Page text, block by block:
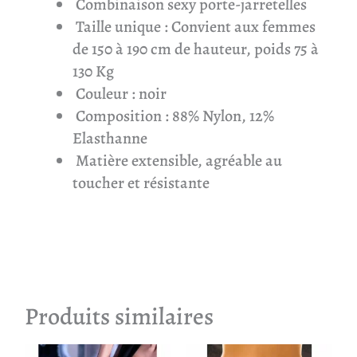
Combinaison sexy porte-jarretelles
Taille unique : Convient aux femmes
de 150 à 190 cm de hauteur, poids 75 à
130 Kg
Couleur : noir
Composition : 88% Nylon, 12%
Elasthanne
Matière extensible, agréable au
toucher et résistante
Produits similaires